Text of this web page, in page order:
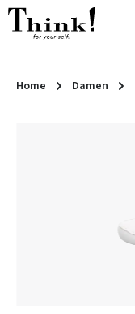
Zum Hauptinhalt
Home Damen